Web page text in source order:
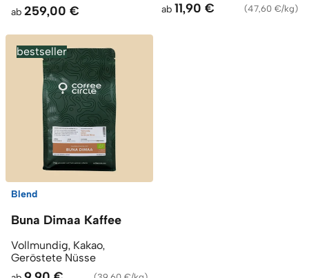
ab 259,00 € ab 11,90 € (47,60 €/kg)
bestseller
Blend
Buna Dimaa Kaffee
Vollmundig, Kakao,
Geröstete Nüsse